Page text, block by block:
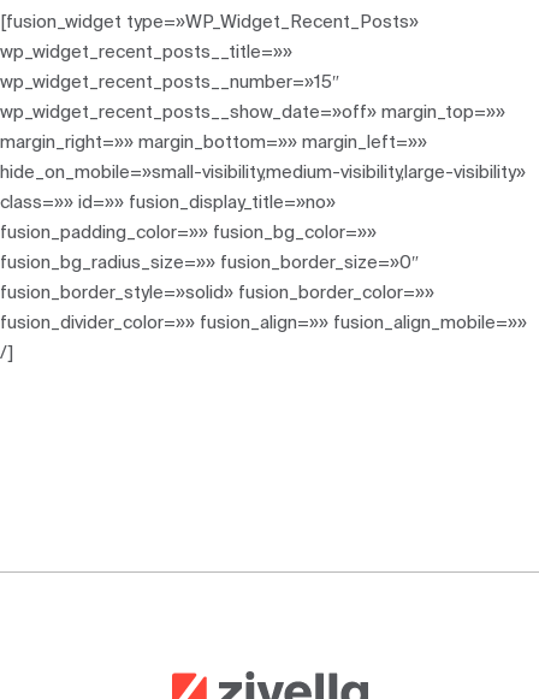
[fusion_widget type=»WP_Widget_Recent_Posts»
wp_widget_recent_posts__title=»»
wp_widget_recent_posts__number=»15″
wp_widget_recent_posts__show_date=»off» margin_top=»»
margin_right=»» margin_bottom=»» margin_left=»»
hide_on_mobile=»small-visibility,medium-visibility,large-visibility»
class=»» id=»» fusion_display_title=»no»
fusion_padding_color=»» fusion_bg_color=»»
fusion_bg_radius_size=»» fusion_border_size=»0″
fusion_border_style=»solid» fusion_border_color=»»
fusion_divider_color=»» fusion_align=»» fusion_align_mobile=»»
/]